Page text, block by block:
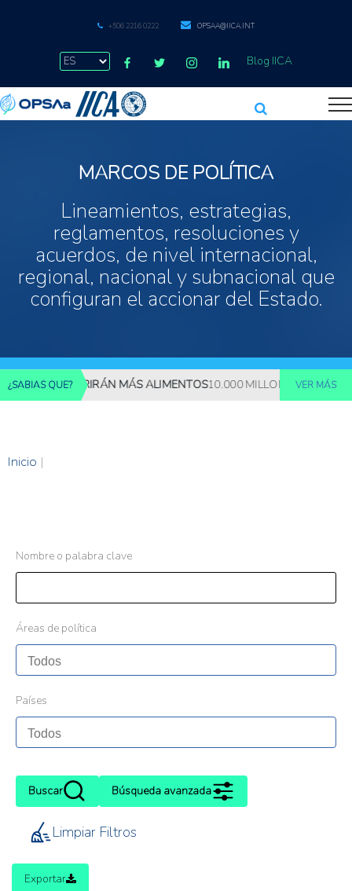
+506 2216 0222 OPSAA@IICA.INT
Blog IICA
MARCOS DE POLÍTICA
Lineamientos, estrategias,
reglamentos, resoluciones y
acuerdos, de nivel internacional,
regional, nacional y subnacional que
configuran el accionar del Estado.
¿SABIAS QUE?
REQUERIRÁN MÁS ALIMENTOS10.000 MILLONES DEVER MÁS
Inicio |
Nombre o palabra clave
Áreas de política
Países
Buscar Búsqueda avanzada
Limpiar Filtros
Exportar